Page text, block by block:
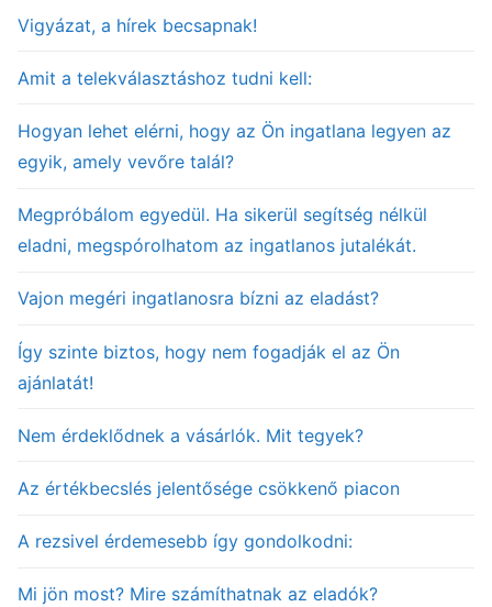
Vigyázat, a hírek becsapnak!
Amit a telekválasztáshoz tudni kell:
Hogyan lehet elérni, hogy az Ön ingatlana legyen az
egyik, amely vevőre talál?
Megpróbálom egyedül. Ha sikerül segítség nélkül
eladni, megspórolhatom az ingatlanos jutalékát.
Vajon megéri ingatlanosra bízni az eladást?
Így szinte biztos, hogy nem fogadják el az Ön
ajánlatát!
Nem érdeklődnek a vásárlók. Mit tegyek?
Az értékbecslés jelentősége csökkenő piacon
A rezsivel érdemesebb így gondolkodni:
Mi jön most? Mire számíthatnak az eladók?